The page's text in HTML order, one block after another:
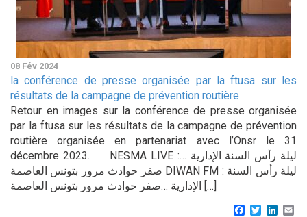
08 Fév 2024
la conférence de presse organisée par la ftusa sur les
résultats de la campagne de prévention routière
Retour en images sur la conférence de presse organisée
par la ftusa sur les résultats de la campagne de prévention
routière organisée en partenariat avec l’Onsr le 31
décembre 2023. NESMA LIVE :ليلة رأس السنة الإدارية …
صفر حوادث مرور بتونس العاصمة DIWAN FM : ليلة رأس السنة
الإدارية …صفر حوادث مرور بتونس العاصمة […]
Facebook
Twitter